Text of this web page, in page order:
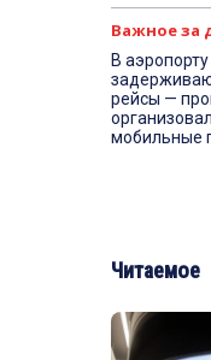
Важное за
В
рейсы —
мобильные
Читаемое